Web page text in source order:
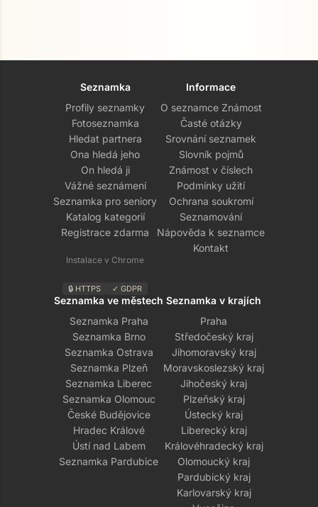
Seznamka
Profily seznamky
Fotoseznamka
Hledat partnera
Ona hledá jeho
On hledá ji
Vážné seznámení
Seznamka pro seniory
Katalog kategorií
Registrace zdarma
Instalace v Chrome
🔒 HTTPS ✓ GDPR
Informace
O seznamce Známost
Časté otázky
Srovnání seznamek
Slovník pojmů
Známost v číslech
Podmínky užití
Ochrana soukromí
Seznamování
Nápověda k seznamce
Kontakt
Seznamka ve městech
Seznamka Praha
Seznamka Brno
Seznamka Ostrava
Seznamka Plzeň
Seznamka Liberec
Seznamka Olomouc
České Budějovice
Hradec Králové
Ústí nad Labem
Seznamka Pardubice
Seznamka v krajích
Praha
Středočeský kraj
Jihomoravský kraj
Moravskoslezský kraj
Jihočeský kraj
Plzeňský kraj
Ústecký kraj
Liberecký kraj
Královéhradecký kraj
Olomoucký kraj
Pardubický kraj
Karlovarský kraj